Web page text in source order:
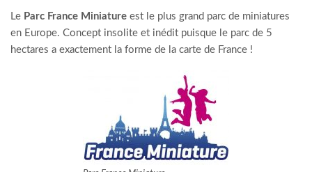
Le Parc France Miniature est le plus grand parc de miniatures
en Europe. Concept insolite et inédit puisque le parc de 5
hectares a exactement la forme de la carte de France !